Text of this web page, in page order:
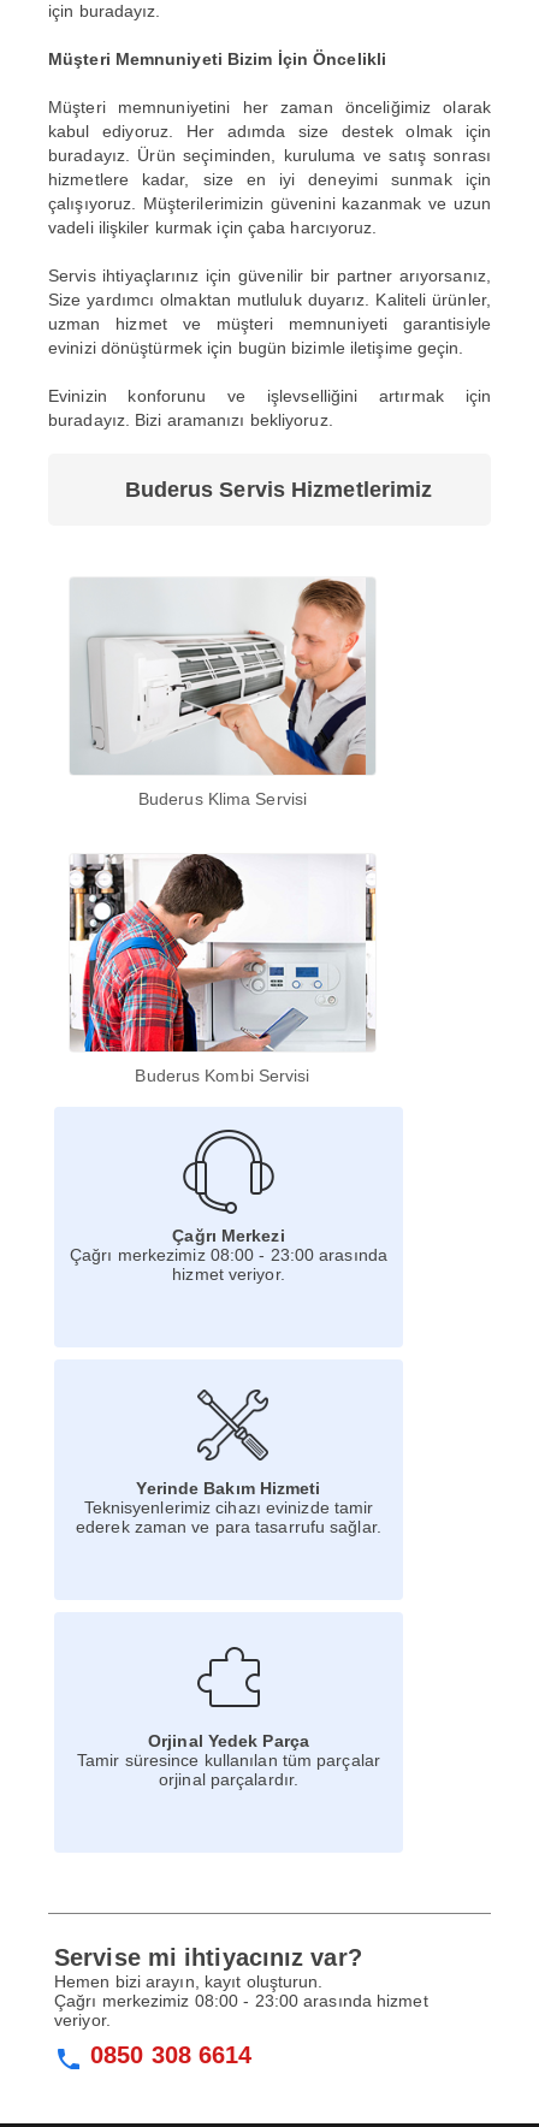
için buradayız.
Müşteri Memnuniyeti Bizim İçin Öncelikli
Müşteri memnuniyetini her zaman önceliğimiz olarak
kabul ediyoruz. Her adımda size destek olmak için
buradayız. Ürün seçiminden, kuruluma ve satış sonrası
hizmetlere kadar, size en iyi deneyimi sunmak için
çalışıyoruz. Müşterilerimizin güvenini kazanmak ve uzun
vadeli ilişkiler kurmak için çaba harcıyoruz.
Servis ihtiyaçlarınız için güvenilir bir partner arıyorsanız,
Size yardımcı olmaktan mutluluk duyarız. Kaliteli ürünler,
uzman hizmet ve müşteri memnuniyeti garantisiyle
evinizi dönüştürmek için bugün bizimle iletişime geçin.
Evinizin konforunu ve işlevselliğini artırmak için
buradayız. Bizi aramanızı bekliyoruz.
Buderus Servis Hizmetlerimiz
Buderus Klima Servisi
Buderus Kombi Servisi
Çağrı Merkezi
Çağrı merkezimiz 08:00 - 23:00 arasında
hizmet veriyor.
Yerinde Bakım Hizmeti
Teknisyenlerimiz cihazı evinizde tamir
ederek zaman ve para tasarrufu sağlar.
Orjinal Yedek Parça
Tamir süresince kullanılan tüm parçalar
orjinal parçalardır.
Servise mi ihtiyacınız var?
Hemen bizi arayın, kayıt oluşturun.
Çağrı merkezimiz 08:00 - 23:00 arasında hizmet
veriyor.
0850 308 6614